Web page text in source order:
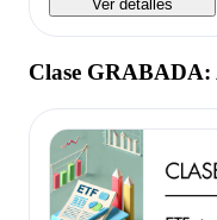
Ver detalles
Clase